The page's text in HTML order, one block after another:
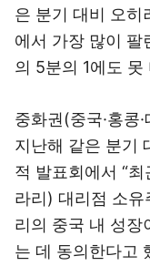
은 분기 대비 오히
에서 가장 많이
의 5분의 1에도 못
중화권(중국·홍콩
지난해 같은 분기
적 발표회에서 “
라리) 대리점 소
리의 중국 내 성장
는 데 동의한다고